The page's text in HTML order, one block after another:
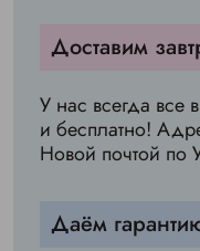
Доставим
У нас всегда все
и бесплатно!
Новой почтой по
Даём